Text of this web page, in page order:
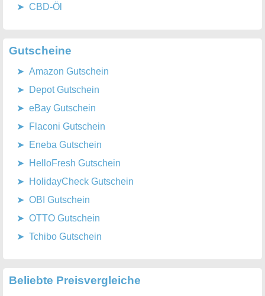
CBD-Öl
Gutscheine
Amazon Gutschein
Depot Gutschein
eBay Gutschein
Flaconi Gutschein
Eneba Gutschein
HelloFresh Gutschein
HolidayCheck Gutschein
OBI Gutschein
OTTO Gutschein
Tchibo Gutschein
Beliebte Preisvergleiche